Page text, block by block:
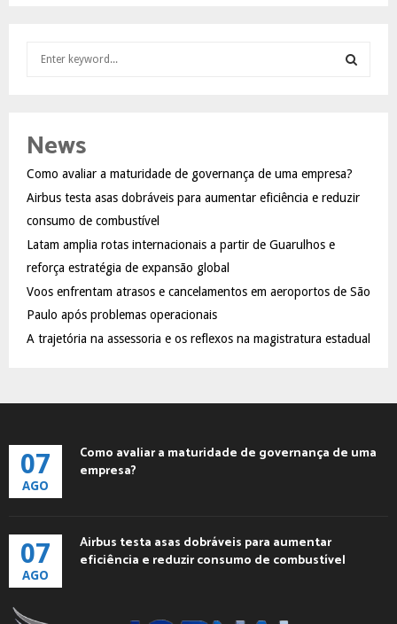
h
o
r
:
R
News
Como avaliar a maturidade de governança de uma empresa?
Airbus testa asas dobráveis para aumentar eficiência e reduzir
consumo de combustível
Latam amplia rotas internacionais a partir de Guarulhos e
reforça estratégia de expansão global
Voos enfrentam atrasos e cancelamentos em aeroportos de São
Paulo após problemas operacionais
A trajetória na assessoria e os reflexos na magistratura estadual
07
AGO
Como avaliar a maturidade de governança de uma
empresa?
07
AGO
Airbus testa asas dobráveis para aumentar
eficiência e reduzir consumo de combustível